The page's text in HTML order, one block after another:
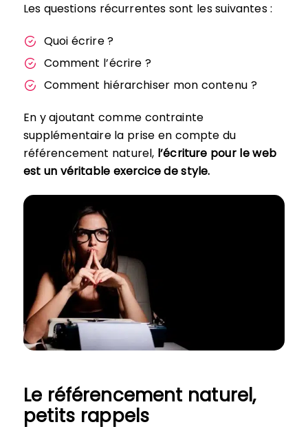
Les questions récurrentes sont les suivantes :
Quoi écrire ?
Comment l’écrire ?
Comment hiérarchiser mon contenu ?
En y ajoutant comme contrainte
supplémentaire la prise en compte du
référencement naturel, l’écriture pour le web
est un véritable exercice de style.
Le référencement naturel,
petits rappels